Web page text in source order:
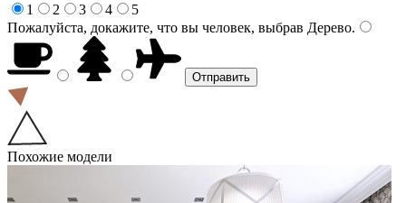
1
2 3 4
5
Пожалуйста, докажите, что вы человек, выбрав Дерево.
Похожие модели